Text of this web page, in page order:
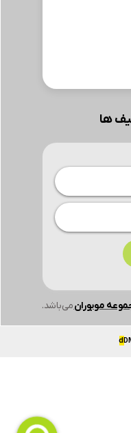
موبورانمی‌باشد.
ها
d